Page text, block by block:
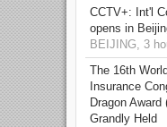
CCTV+: Int'l
opens in
BEIJING, 3
The 16th
Insurance
Dragon
Grandly Held